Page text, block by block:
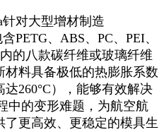
对大型增材制造
PETG、ABS、PC、PEI、
的八款碳纤维或玻璃纤维
料具备极低的热膨胀系数
260°C），能够有效解决
中的变形难题，为航空航
更高效、更稳定的模具生